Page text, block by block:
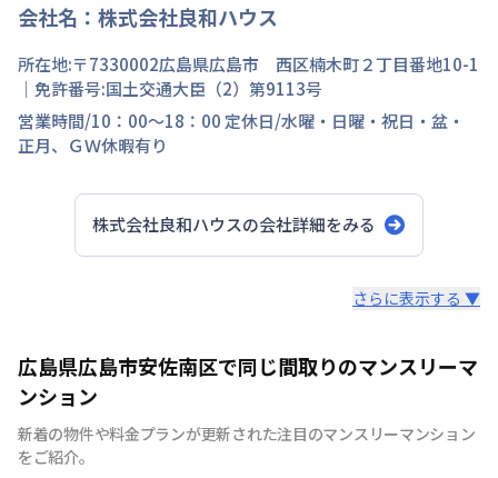
会社名： 株式会社良和ハウス
所在地:〒7330002広島県広島市 西区楠木町２丁目番地10-1
｜免許番号:国土交通大臣（2）第9113号
営業時間/10：00～18：00 定休日/水曜・日曜・祝日・盆・
正月、ＧＷ休暇有り
株式会社良和ハウスの会社詳細をみる
広島のマンスリーマンション“エールマンスリー広島”は、
中国地方で管理物件戸数 NO.1の良和ハウスが運営展開す
るマンスリーマンションです。 豊富な物件の中から厳選
したお部屋にお洒落な家具や質のよい家電を装備。 イン
テリアやサービスにも拘った地元密着企業ならではの柔軟
さらに表示する ▼
広島県広島市安佐南区で同じ間取りのマンスリーマ
ンション
新着の物件や料金プランが更新された注目のマンスリーマンション
をご紹介。